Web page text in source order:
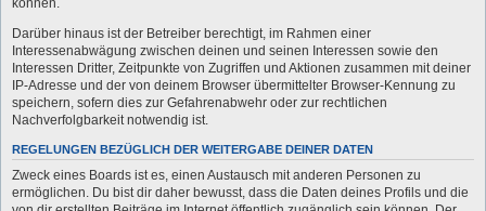
können.
Darüber hinaus ist der Betreiber berechtigt, im Rahmen einer
Interessenabwägung zwischen deinen und seinen Interessen sowie den
Interessen Dritter, Zeitpunkte von Zugriffen und Aktionen zusammen mit deiner
IP-Adresse und der von deinem Browser übermittelter Browser-Kennung zu
speichern, sofern dies zur Gefahrenabwehr oder zur rechtlichen
Nachverfolgbarkeit notwendig ist.
REGELUNGEN BEZÜGLICH DER WEITERGABE DEINER DATEN
Zweck eines Boards ist es, einen Austausch mit anderen Personen zu
ermöglichen. Du bist dir daher bewusst, dass die Daten deines Profils und die